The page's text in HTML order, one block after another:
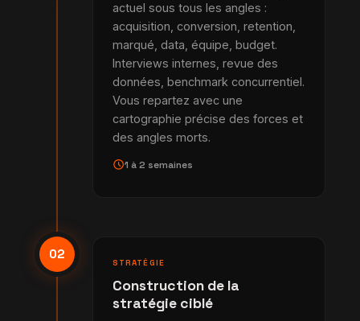
actuel sous tous les angles :
acquisition, conversion, retention,
marqué, data, équipe, budget.
Interviews internes, revue des
données, benchmark concurrentiel.
Vous repartez avec une
cartographie précise des forces et
des angles morts.
schedule1 à 2 semaines
02
STRATÉGIE
Construction de la
stratégie ciblé